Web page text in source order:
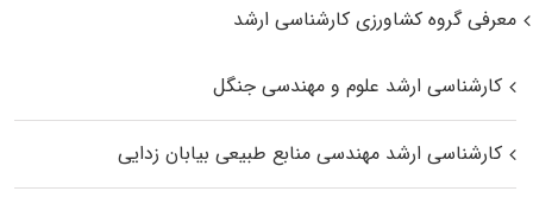
معرفی گروه کشاورزی کارشناسی ارشد
کارشناسی ارشد علوم و مهندسی جنگل
کارشناسی ارشد مهندسی منابع طبیعی بیابان زدایی